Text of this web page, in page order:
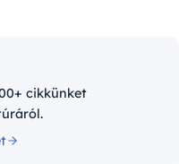
cikkünket